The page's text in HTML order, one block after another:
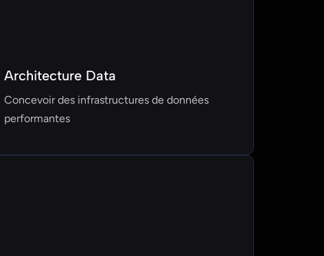
Architecture Data
Concevoir des infrastructures de données
performantes